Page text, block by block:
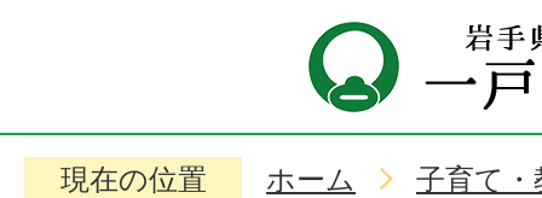
現在の位置 ホーム 子育て・